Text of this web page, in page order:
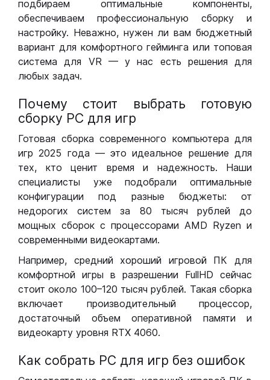
подбираем оптимальные компоненты,
обеспечиваем профессиональную сборку и
настройку. Неважно, нужен ли вам бюджетный
вариант для комфортного гейминга или топовая
система для VR — у нас есть решения для
любых задач.
Почему стоит выбрать готовую
сборку РС для игр
Готовая сборка современного компьютера для
игр 2025 года — это идеальное решение для
тех, кто ценит время и надежность. Наши
специалисты уже подобрали оптимальные
конфигурации под разные бюджеты: от
недорогих систем за 80 тысяч рублей до
мощных сборок с процессорами AMD Ryzen и
современными видеокартами.
Например, средний хороший игровой ПК для
комфортной игры в разрешении FullHD сейчас
стоит около 100–120 тысяч рублей. Такая сборка
включает производительный процессор,
достаточный объем оперативной памяти и
видеокарту уровня RTX 4060.
Как собрать РС для игр без ошибок